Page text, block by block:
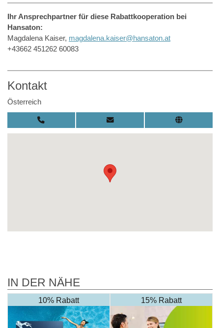
Ihr Ansprechpartner für diese Rabattkooperation bei
Hansaton:
Magdalena Kaiser, magdalena.kaiser@hansaton.at
+43662 451262 60083
Kontakt
Österreich
IN DER NÄHE
10% Rabatt 15% Rabatt